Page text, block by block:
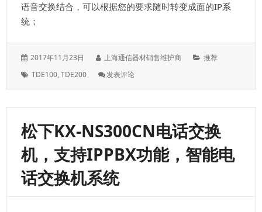
语音交换结合，可以根据您的要求随时转变成面的IP系
统；
发
于：
2017年11月23日
作
上海通信器材销售维护商
分
推荐
标
TDE100,TDE200 发表评论: 松
系
IPPBX
电
话
交
松下KX-NS300CN电话交换
机，支持IPPBX功能，智能电
话交换机系统